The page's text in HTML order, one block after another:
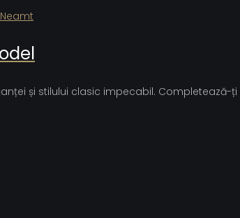
și stilului clasic impecabil.